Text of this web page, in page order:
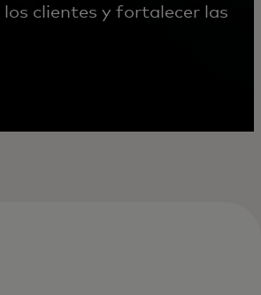
los clientes y fortalecer las